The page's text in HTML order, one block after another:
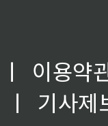
ㅣ
이용약
ㅣ
기사제